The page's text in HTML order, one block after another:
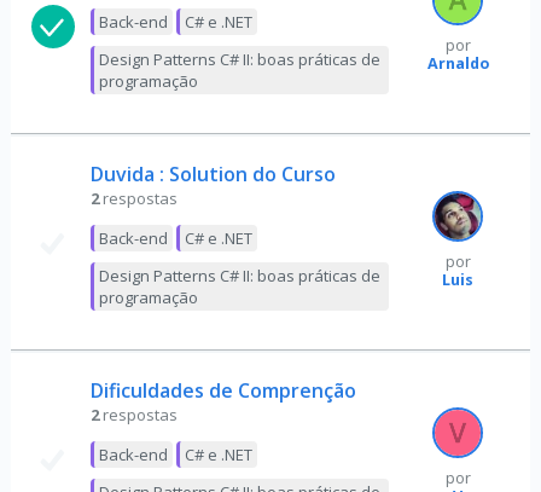
Back-end
C# e .NET
Design Patterns C# II: boas práticas de
programação
por
Arnaldo
Duvida : Solution do Curso
2 respostas
Back-end
C# e .NET
Design Patterns C# II: boas práticas de
programação
por
Luis
Dificuldades de Comprenção
2 respostas
Back-end
C# e .NET
por